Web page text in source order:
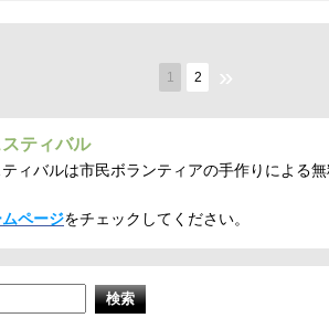
1 2 »
ティバル
ィバルは市民ボランティアの手作りによる
ページをチェックしてください。